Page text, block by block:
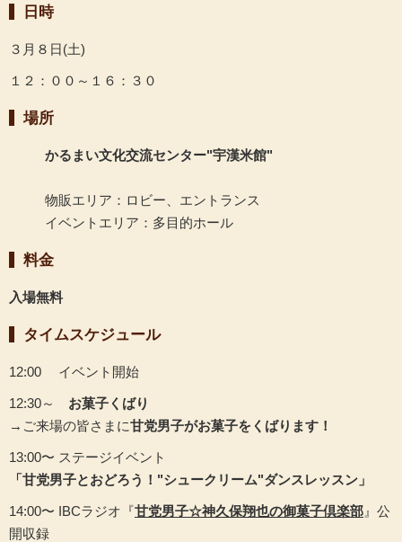
日時
３月８日(土)
１２：００～１６：３０
場所
かるまい文化交流センター"宇漢米館"
物販エリア：ロビー、エントランス
イベントエリア：多目的ホール
料金
入場無料
タイムスケジュール
12:00 イベント開始
12:30～ お菓子くばり
→ご来場の皆さまに甘党男子がお菓子をくばります！
13:00〜 ステージイベント
「甘党男子とおどろう！"シュークリーム"ダンスレッスン」
14:00〜 IBCラジオ『甘党男子☆神久保翔也の御菓子倶楽部 』公
開収録